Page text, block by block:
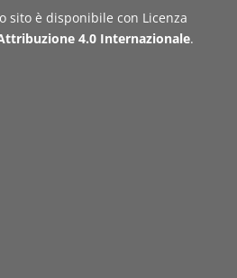
sito è disponibile con Licenza
4.0 Internazionale.